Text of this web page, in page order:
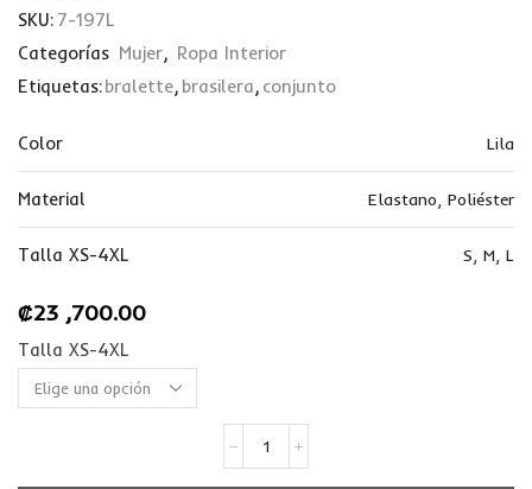
SKU: 7-197L
Categorías Mujer, Ropa Interior
Etiquetas:bralette, brasilera, conjunto
Color Lila
Material Elastano, Poliéster
Talla XS-4XL S, M, L
₡23 ,700.00
Talla XS-4XL